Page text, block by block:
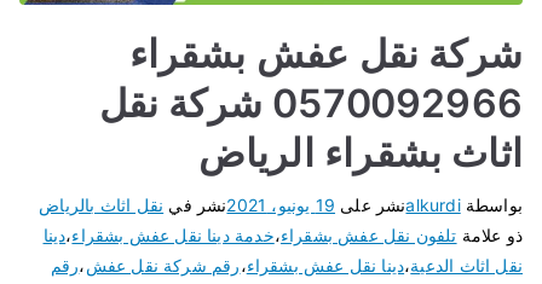
شركة نقل عفش بشقراء
0570092966 شركة نقل
اثاث بشقراء الرياض
بواسطةalkurdiنشر على 19 يونيو، 2021 نشر في نقل اثاث بالرياض
ذو علامة تلفون نقل عفش بشقراء،خدمة دينا نقل عفش بشقراء،دينا
نقل اثاث الدعية،دينا نقل عفش بشقراء،رقم شركة نقل عفش،رقم